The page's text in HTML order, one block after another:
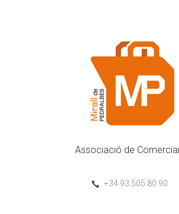
Associació de
+34 93.505.80.90